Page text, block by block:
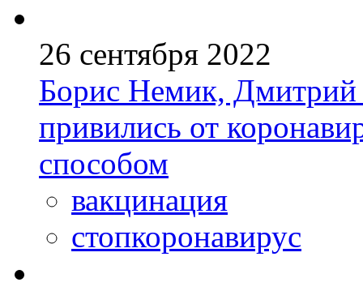
26 сентября 2022
Борис Немик, Дмитрий
привились от
способом
вакцинация
стопкоронавирус